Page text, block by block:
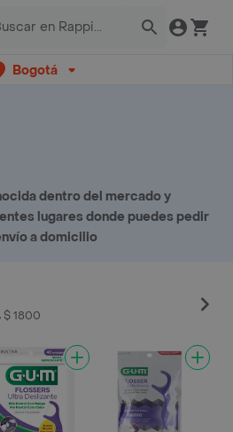
Bogotá
dentro del mercado y
lugares donde puedes pedir
a domicilio
$ 1800